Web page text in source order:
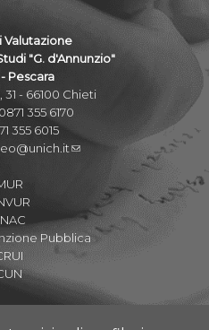
Valutazione
"G. d'Annunzio"
Pescara
31 - 66100 Chieti
355 6170
355 6015
Pubblica